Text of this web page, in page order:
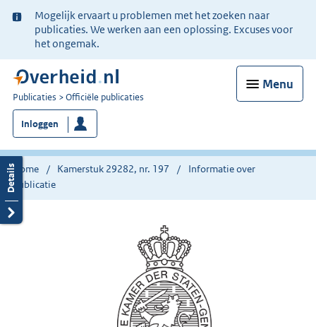
Ter
informatie:
Mogelijk ervaart u problemen met het zoeken naar
publicaties. We werken aan een oplossing. Excuses voor
het ongemak.
Menu
U
bent
nu
hier:
Publicaties Officiële publicaties
Inloggen
Home Kamerstuk 29282, nr. 197
Informatie over
publicatie